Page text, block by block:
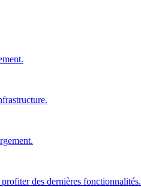
des dernières fonctionnalités.